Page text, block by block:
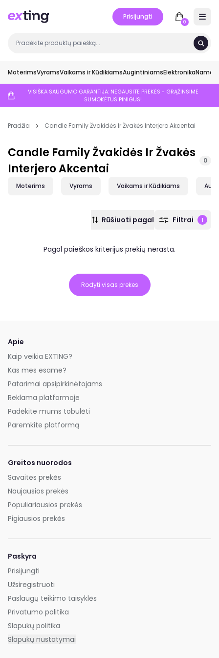
Prisijungti
0
MoterimsVyramsVaikams ir KūdikiamsAugintiniamsElektronikaNamai
VISIŠKA SAUGUMO GARANTIJA: NEGAUSITE PREKĖS - GRĄŽINSIME
SUMOKĖTUS PINIGUS!
Pradžia Candle Family Žvakidės Ir Žvakės Interjero Akcentai
Candle Family Žvakidės Ir Žvakės
Interjero Akcentai
0
Moterims Vyrams Vaikams ir Kūdikiams
Rūšiuoti pagal Filtrai 1
Pagal paieškos kriterijus prekių nerasta.
Rodyti visas prekes
Apie
Kaip veikia EXTING?
Kas mes esame?
Patarimai apsipirkinėtojams
Reklama platformoje
Padėkite mums tobulėti
Paremkite platformą
Greitos nuorodos
Savaitės prekės
Naujausios prekės
Populiariausios prekės
Pigiausios prekės
Paskyra
Prisijungti
Užsiregistruoti
Paslaugų teikimo taisyklės
Privatumo politika
Slapukų politika
Slapukų nustatymai